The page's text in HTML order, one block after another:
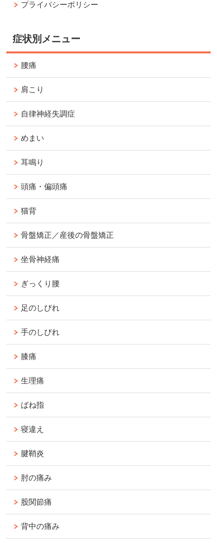
プライバシーポリシー
症状別メニュー
腰痛
肩こり
自律神経失調症
めまい
耳鳴り
頭痛・偏頭痛
猫背
骨盤矯正／産後の骨盤矯正
坐骨神経痛
ぎっくり腰
足のしびれ
手のしびれ
膝痛
生理痛
ばね指
寝違え
腱鞘炎
肘の痛み
股関節痛
背中の痛み